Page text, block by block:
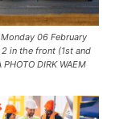
06 February
in the front (1st and
DIRK WAEM